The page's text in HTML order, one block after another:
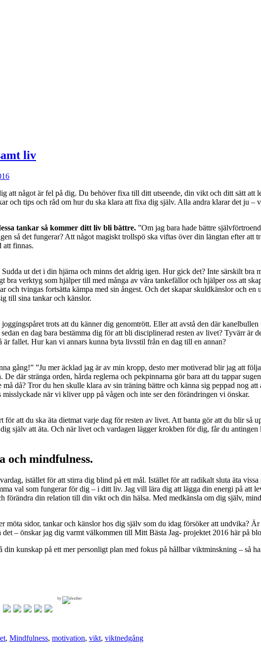
liv
att något är fel på dig. Du behöver fixa till ditt utseende, din vikt och ditt sätt att
och tips och råd om hur du ska klara att fixa dig själv. Alla andra klarar det ju –
tankar så kommer ditt liv bli bättre. ”Om jag bara hade bättre
så det fungerar? Att något magiskt trollspö ska viftas över din längtan efter att
att finnas.
ut det i din hjärna och minns det aldrig igen. Hur gick det? Inte särskilt bra
bra verktyg som hjälper till med många av våra tankefällor och hjälper oss att
tvingas fortsätta kämpa med sin ångest. Och det skapar skuldkänslor och
till sina tankar och känslor.
trots att du känner dig genomtrött. Eller att avstå den där
en dag bara bestämma dig för att bli disciplinerad resten av livet? Tyvärr är
är fallet. Hur kan vi annars kunna byta livsstil från en dag till en annan?
gång!” ”Ju mer äcklad jag är av min kropp, desto mer motiverad blir jag att
där stränga orden, hårda reglerna och pekpinnarna gör bara att du tappar
då? Tror du hen skulle klara av sin träning bättre och känna sig peppad nog
när vi kliver upp på vågen och inte ser den förändringen vi önskar.
att du ska äta dietmat varje dag för resten av livet. Att banta gör att du blir så
själv att äta. Och när livet och vardagen lägger krokben för dig, får du
och mindfulness.
istället för att stirra dig blind på ett mål. Istället för att radikalt sluta äta
val som fungerar för dig – i ditt liv. Jag vill lära dig att lägga din energi på att
förändra din relation till din vikt och din hälsa. Med medkänsla om dig själv,
sidor, tankar och känslor hos dig själv som du idag försöker att undvika? Är
det – önskar jag dig varmt välkommen till Mitt Bästa Jag- projektet 2016 här på
kunskap på ett mer personligt plan med fokus på hållbar viktminskning – så
by
, Mindfulness, motivation, vikt, viktnedgång